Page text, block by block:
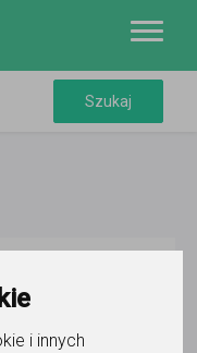
i innych